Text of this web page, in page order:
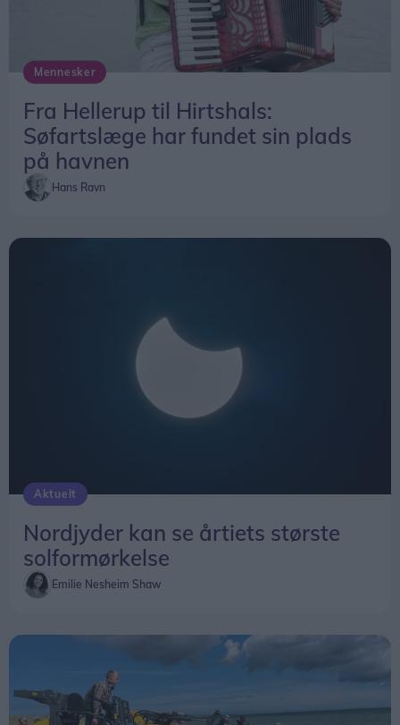
Mennesker
Fra Hellerup til Hirtshals:
Søfartslæge har fundet sin plads
på havnen
Hans Ravn
Aktuelt
Nordjyder kan se årtiets største
solformørkelse
Emilie Nesheim Shaw